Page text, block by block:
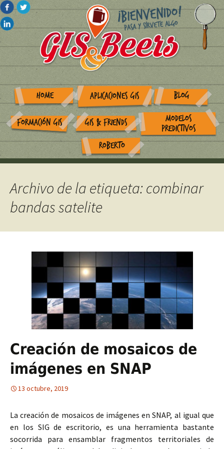
HOME APLICACIONES GIS BLOG
FORMACIÓN GIS GIS & FRIENDS
MODELOS
PREDICTIVOS
ROBERTO
Archivo de la etiqueta: combinar
bandas satelite
Creación de mosaicos de
imágenes en SNAP
13 octubre, 2019
La creación de mosaicos de imágenes en SNAP, al igual que
en los SIG de escritorio, es una herramienta bastante
socorrida para ensamblar fragmentos territoriales de